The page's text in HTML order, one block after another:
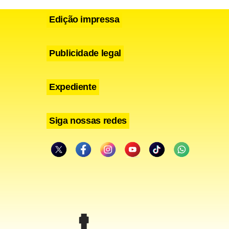
de
Edição impressa
Publicidade legal
Expediente
Siga nossas redes